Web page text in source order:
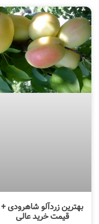
بهترین زردآلو شاهرودی +
قیمت خرید عالی